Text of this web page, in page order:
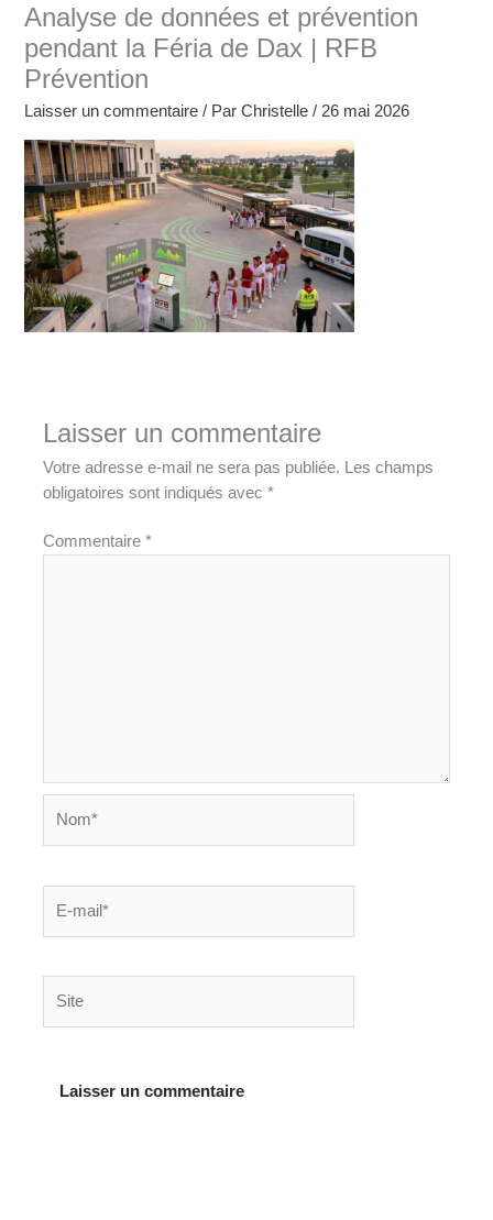
Analyse de données et prévention
pendant la Féria de Dax | RFB
Prévention
Laisser un commentaire / ParChristelle/ 26 mai 2026
Laisser un commentaire
Votre adresse e-mail ne sera pas publiée. Les champs
obligatoires sont indiqués avec*
Commentaire*
mail*